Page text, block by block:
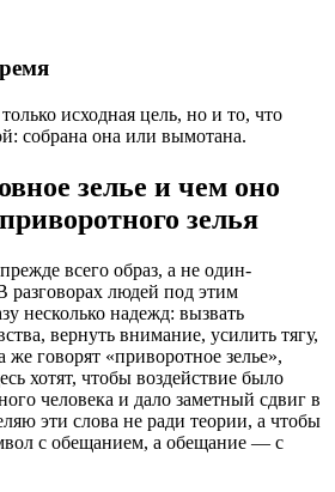
исходная цель, но и то, что
собрана она или вымотана.
зелье и чем оно
зелья
всего образ, а не один-
разговорах людей под этим
несколько надежд: вызвать
вернуть внимание, усилить тягу,
же говорят «приворотное зелье»,
хотят, чтобы воздействие было
человека и дало заметный сдвиг в
эти слова не ради теории, а чтобы
с обещанием, а обещание — с